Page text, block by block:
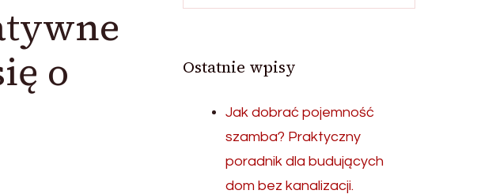
o
Ostatnie wpisy
Jak dobrać pojemność
szamba? Praktyczny
poradnik dla budujących
dom bez kanalizacji.